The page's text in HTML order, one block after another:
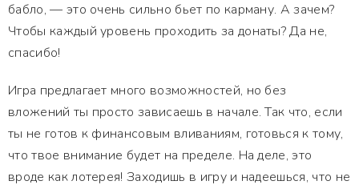
бабло, — это очень сильно бьет по карману. А зачем?
Чтобы каждый уровень проходить за донаты? Да не,
спасибо!
Игра предлагает много возможностей, но без
вложений ты просто зависаешь в начале. Так что, если
ты не готов к финансовым вливаниям, готовься к тому,
что твое внимание будет на пределе. На деле, это
вроде как лотерея! Заходишь в игру и надеешься, что не